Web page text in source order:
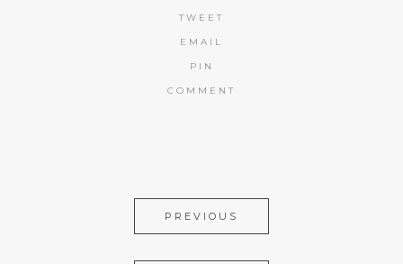
TWEET
EMAIL
PIN
COMMENT
PREVIOUS